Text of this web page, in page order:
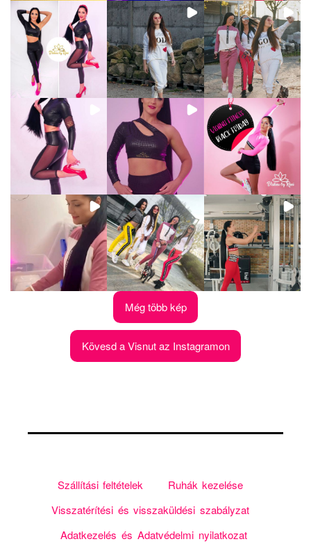
Még több kép
Kövesd a Visnut az Instagramon
Ruhák kezelése
Szállítási feltételek
Visszatérítési és visszaküldési szabályzat
Adatkezelés és Adatvédelmi nyilatkozat